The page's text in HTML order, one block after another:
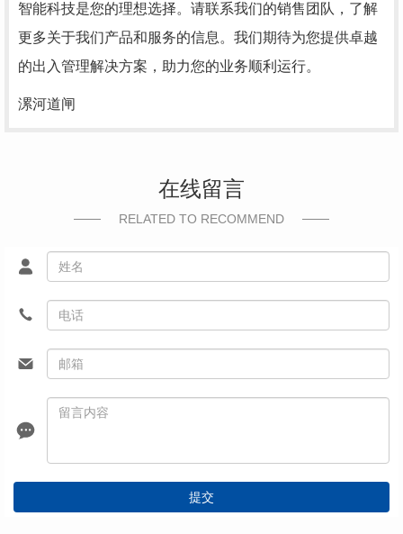
智能科技是您的理想选择。请联系我们的销售团队，了解
更多关于我们产品和服务的信息。我们期待为您提供卓越
的出入管理解决方案，助力您的业务顺利运行。
漯河道闸
在线留言
RELATED TO RECOMMEND
提交